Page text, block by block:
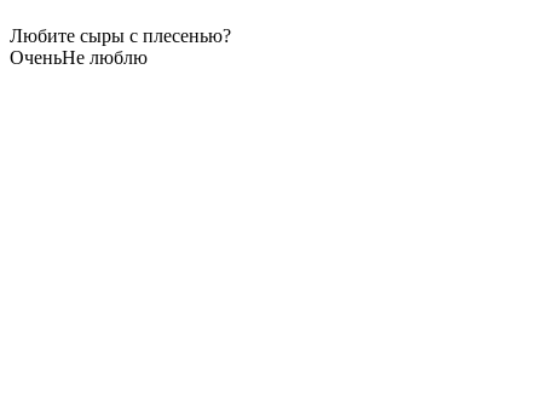
Любите сыры с плесенью?
ОченьНе люблю